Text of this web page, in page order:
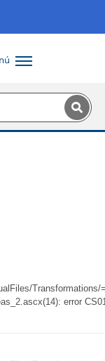
Transformations/
error